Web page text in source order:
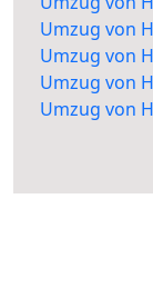
Umzug von
Umzug von
Umzug von
Umzug von